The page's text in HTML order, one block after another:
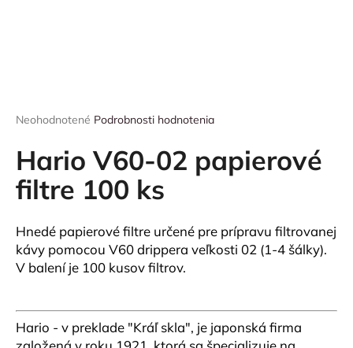
Priemerné
produktu
je
0,0
hviezdičiek.
Neohodnotené Podrobnosti hodnotenia
Hario V60-02 papierové
filtre 100 ks
Hnedé papierové filtre určené pre prípravu filtrovanej
kávy pomocou V60 drippera veľkosti 02 (1-4 šálky).
V balení je 100 kusov filtrov.
Hario - v preklade "Kráľ skla", je japonská firma
HĽADAŤ
O
d
r
ú